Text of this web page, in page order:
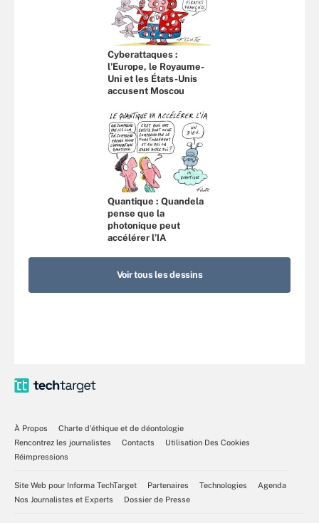
Cyberattaques :
l’Europe, le Royaume-
Uni et les États-Unis
accusent Moscou
Quantique : Quandela
pense que la
photonique peut
accélérer l’IA
Voir tous les dessins
À Propos
Charte d’éthique et de déontologie
Rencontrez les journalistes
Contacts
Utilisation Des Cookies
Réimpressions
Site Web pour Informa TechTarget Partenaires Technologies
Agenda
Nos Journalistes et Experts
Dossier de Presse